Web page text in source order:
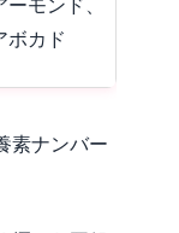
ボカド
素ナンバー